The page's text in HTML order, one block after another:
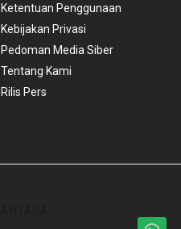
Ketentuan Penggunaan
Kebijakan Privasi
Pedoman Media Siber
Tentang Kami
Rilis Pers